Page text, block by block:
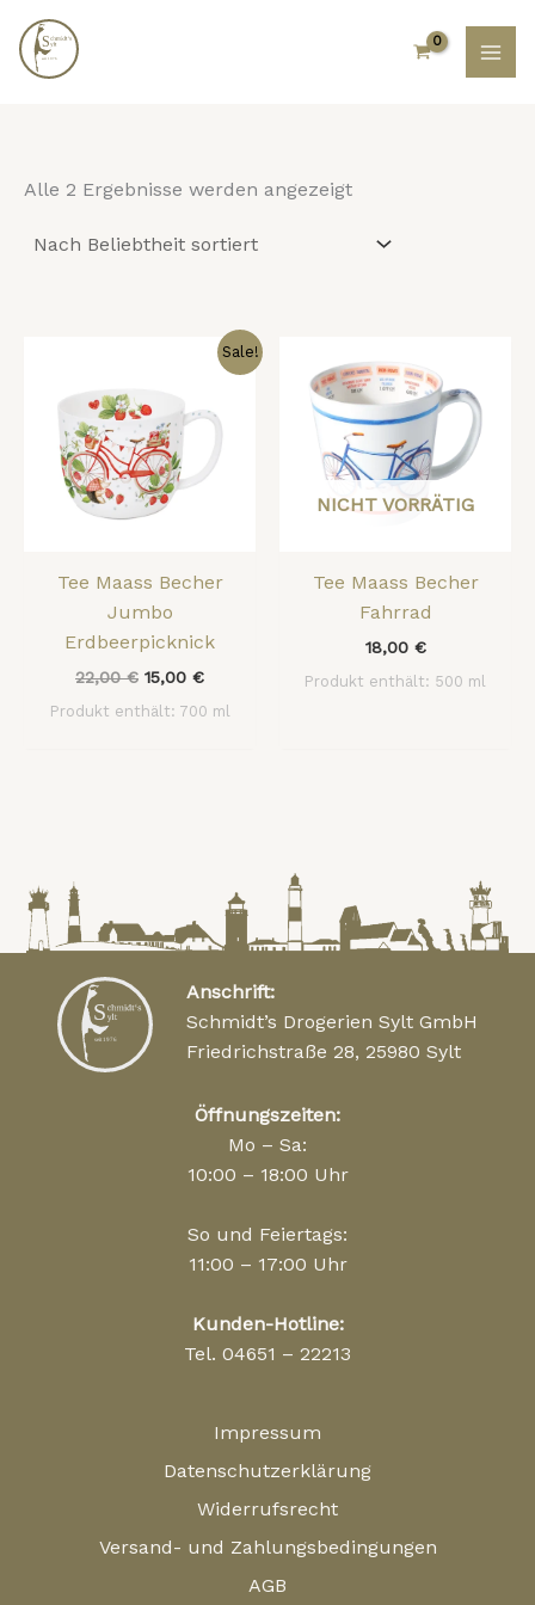
Zum
Inhalt
springen
Alle 2 Ergebnisse werden angezeigt
Beliebtheit
sortiert
Sale!
Tee Maass Becher
Jumbo
Erdbeerpicknick
22,00€
Ursprünglicher
22,00 €
15,00 €
Aktueller
Preis
15,00 €.
Produkt enthält: 700 ml
NICHT VORRÄTIG
Tee Maass Becher
Fahrrad
18,00 €
Produkt enthält: 500 ml
Anschrift:
Schmidt’s Drogerien Sylt GmbH
Friedrichstraße 28, 25980 Sylt
Öffnungszeiten:
Mo – Sa:
10:00 – 18:00 Uhr
So und Feiertags:
11:00 – 17:00 Uhr
Kunden-Hotline:
Tel. 04651 – 22213
Impressum
Datenschutzerklärung
Widerrufsrecht
Versand- und Zahlungsbedingungen
AGB